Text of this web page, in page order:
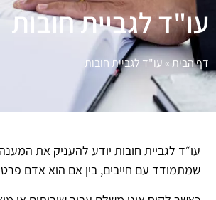
עו"ד לגביית חובות
דף הבית»עו"ד לגביית חובות
עו״ד לגביית חובות יודע להעניק את
שמתמודד עם חייבים, בין אם הוא אדם